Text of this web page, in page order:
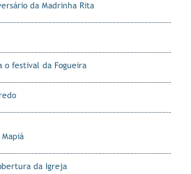
da Madrinha Rita
o festival da Fogueira
da Igreja